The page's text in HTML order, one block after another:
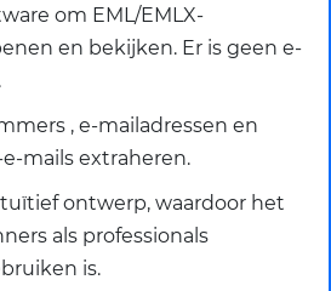
om EML/EMLX-
en bekijken. Er is geen e-
, e-mailadressen en
mails extraheren.
ontwerp, waardoor het
als professionals
is.